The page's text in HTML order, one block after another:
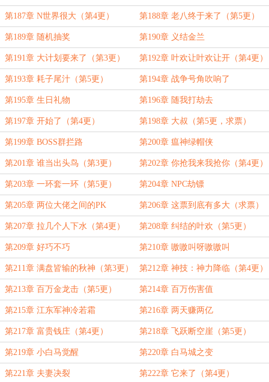
第187章 N世界很大（第4更） 第188章 老八终于来了（第5更）
第189章 随机抽奖 第190章 义结金兰
第191章 大计划要来了（第3更） 第192章 叶欢让叶欢让开（第4更）
第193章 耗子尾汁（第5更） 第194章 战争号角吹响了
第195章 生日礼物 第196章 随我打劫去
第197章 开始了（第4更） 第198章 大叔（第5更，求票）
第199章 BOSS群拦路 第200章 瘟神绿帽侠
第201章 谁当出头鸟（第3更） 第202章 你抢我来我抢你（第4更）
第203章 一环套一环（第5更） 第204章 NPC劫镖
第205章 两位大佬之间的PK 第206章 这票到底有多大（求票）
第207章 拉几个人下水（第4更） 第208章 纠结的叶欢（第5更）
第209章 好巧不巧 第210章 嗷嗷叫呀嗷嗷叫
第211章 满盘皆输的秋神（第3更） 第212章 神技：神力降临（第4更）
第213章 百万金龙击（第5更） 第214章 百万伤害值
第215章 江东军神冷若霜 第216章 两天赚两亿
第217章 富贵钱庄（第4更） 第218章 飞跃断空崖（第5更）
第219章 小白马觉醒 第220章 白马城之变
第221章 夫妻决裂 第222章 它来了（第4更）